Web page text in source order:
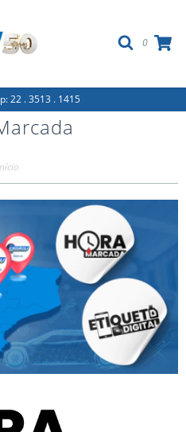
0
22 . 3513 . 1415